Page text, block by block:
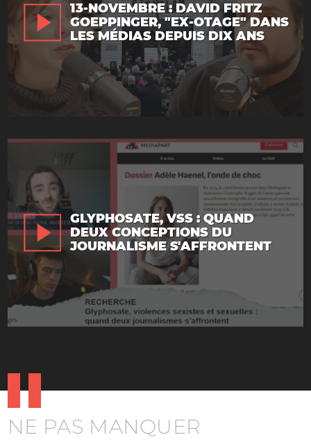
13-NOVEMBRE : DAVID FRITZ
GOEPPINGER, "EX-OTAGE" DANS
LES MÉDIAS DEPUIS DIX ANS
GLYPHOSATE, VSS : QUAND
DEUX CONCEPTIONS DU
JOURNALISME S'AFFRONTENT
NE PAS MANQUER